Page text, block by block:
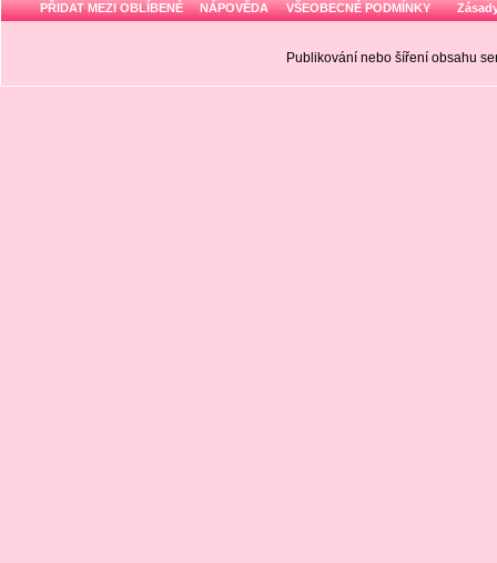
PŘIDAT MEZI OBLÍBENÉ NÁPOVĚDA VŠEOBECNÉ PODMÍNKY
Publikování nebo šíření obsahu